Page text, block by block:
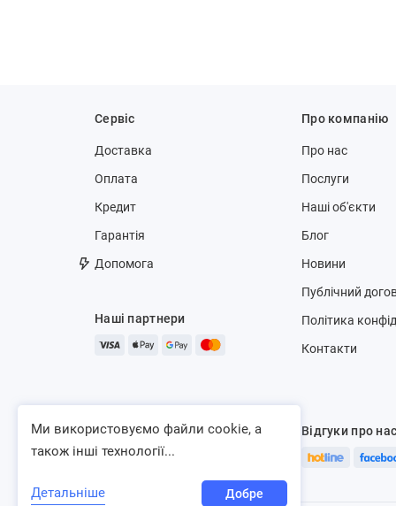
Сервіс
Доставка
Оплата
Кредит
Гарантія
Допомога
Наші партнери
Про компанію
Про нас
Послуги
Наші об'єкти
Блог
Новини
Публічний
Політика
Контакти
Відгуки про нас
Ми використовуємо файли cookie, а
також інші технології...
Детальніше Добре